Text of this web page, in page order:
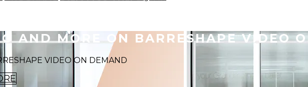
AND MORE ON BARRESHAPE VIDEO
VIDEO ON DEMAND